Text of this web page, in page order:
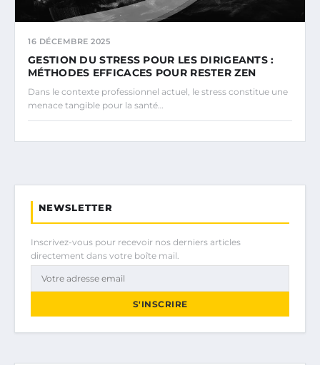
16 DÉCEMBRE 2025
GESTION DU STRESS POUR LES DIRIGEANTS :
MÉTHODES EFFICACES POUR RESTER ZEN
Dans le contexte professionnel actuel, le stress constitue une
menace tangible pour la santé…
NEWSLETTER
Inscrivez-vous pour recevoir nos derniers articles
directement dans votre boîte mail.
S'INSCRIRE